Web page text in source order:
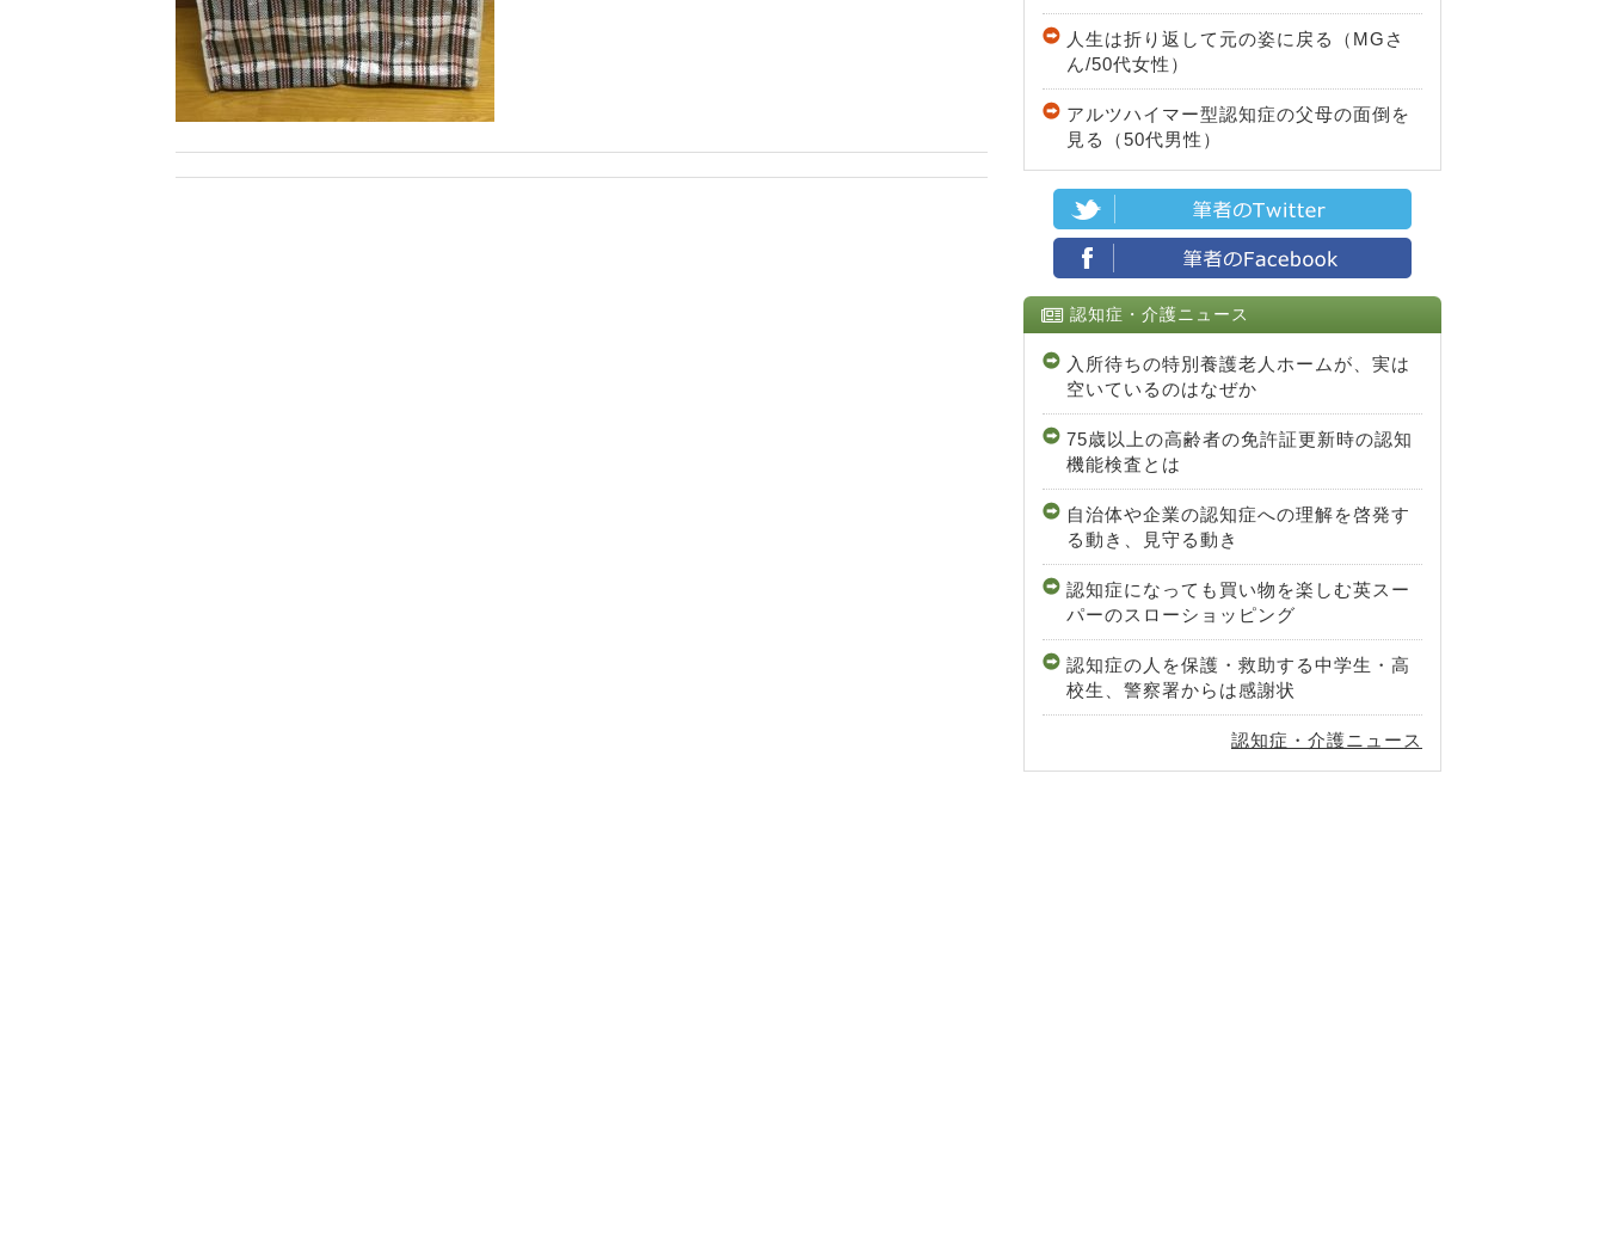
人生は折り返して元の姿に戻る（MGさ
ん/50代女性）
アルツハイマー型認知症の父母の面倒を
見る（50代男性）
認知症・介護ニュース
入所待ちの特別養護老人ホームが、実は
空いているのはなぜか
75歳以上の高齢者の免許証更新時の認知
機能検査とは
自治体や企業の認知症への理解を啓発す
る動き、見守る動き
認知症になっても買い物を楽しむ英スー
パーのスローショッピング
認知症の人を保護・救助する中学生・高
校生、警察署からは感謝状
認知症・介護ニュース